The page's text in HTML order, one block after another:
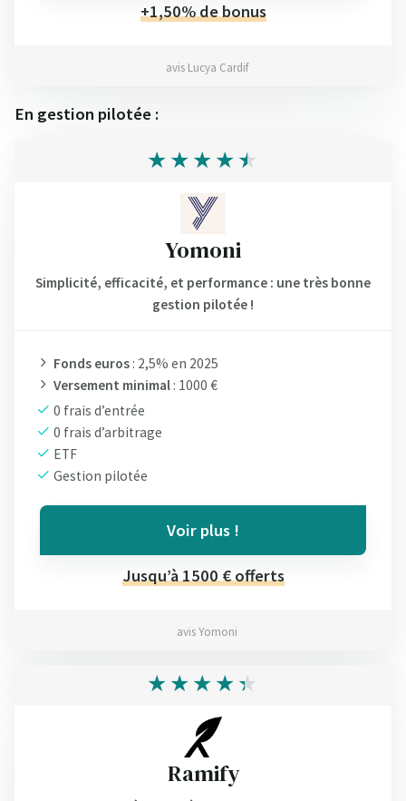
+1,50% de bonus
avis Lucya Cardif
En gestion pilotée :
Yomoni
Simplicité, efficacité, et performance : une très bonne
gestion pilotée !
Fonds euros : 2,5% en 2025
Versement minimal : 1000 €
0 frais d’entrée
0 frais d’arbitrage
ETF
Gestion pilotée
Voir plus !
Jusqu’à 1500 € offerts
avis Yomoni
Ramify